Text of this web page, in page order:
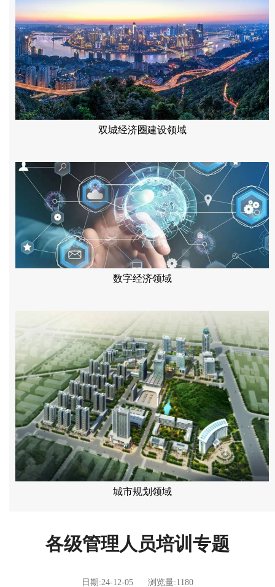
实训基地考察及项目招生宣讲工作会”，继续教育学院院
长王燕及院务会成员、重庆国正联大公共管理研究院执
行院长黄北泉、重庆工商大学各校外教学合作点校长及
招生负责人以及政府、企事业人士等校外嘉宾参会，会
议由重庆工商大学继续教育学院综合办主任吴可主持。
双城经济圈建设领域
数字经济领域
城市规划领域
各级管理人员培训专题
日期:24-12-05 浏览量:1180